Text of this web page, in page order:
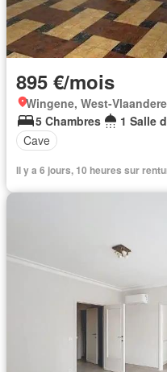
895 €/mois
Wingene, West-
5 Chambres
1 Salle
Cave
Il y a 6 jours, 10 heures sur